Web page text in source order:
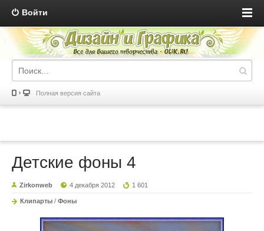
Войти
Полная версия сайта
Детские фоны 4
Zirkonweb 4 декабря 2012 1 601
Клипарты / Фоны